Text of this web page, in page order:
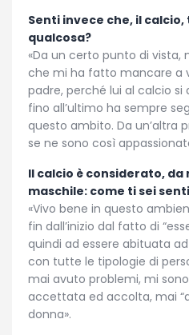
Senti invece che, il
qualcosa?
«Da un certo punto di
che mi ha fatto mancare a
padre, perché lui al calcio
fino all’ultimo ha sempre
questo ambito. Da un’altra
se ne sono così
Il calcio è considerato,
maschile: come ti sei
«Vivo bene in questo
fin dall’inizio dal fatto di
quindi ad essere abituata
con tutte le tipologie di
mai avuto problemi, mi
accettata ed accolta, mai
donna».